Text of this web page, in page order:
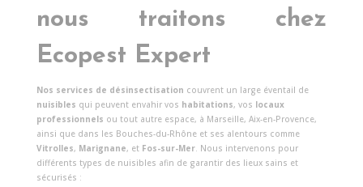
nous traitons chez
Ecopest Expert
Nos services de désinsectisation couvrent un large éventail de
nuisibles qui peuvent envahir vos habitations, vos locaux
professionnels ou tout autre espace, à Marseille, Aix-en-Provence,
ainsi que dans les Bouches-du-Rhône et ses alentours comme
Vitrolles, Marignane, et Fos-sur-Mer. Nous intervenons pour
différents types de nuisibles afin de garantir des lieux sains et
sécurisés :